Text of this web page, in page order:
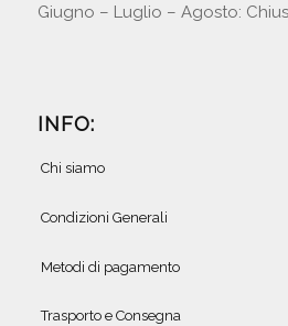
Giugno – Luglio – Agosto:
INFO:
Chi siamo
Condizioni Generali
Metodi di pagamento
Trasporto e Consegna